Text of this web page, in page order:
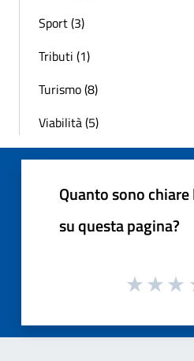
Sport (3)
Tributi (1)
Turismo (8)
Viabilità (5)
Quanto sono
su questa pagina?